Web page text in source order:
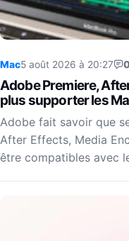
Mac5 août 2026 à 20:27 0
Adobe Premiere,
plus supporter les
Adobe fait savoir que
After Effects, Media
être compatibles avec